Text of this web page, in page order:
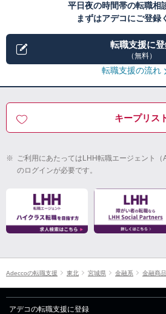
平日夜の時間帯の転職相
まずはアデコにご登録
転職支援に
（無料）
転職支援の流れ
キープリス
※ ご利用にあたってはLHH転職エージェント
のログインが必要です。
Adeccoの転職支援 東北 宮城県 金融系 金融商
アデコの転職支援に登録